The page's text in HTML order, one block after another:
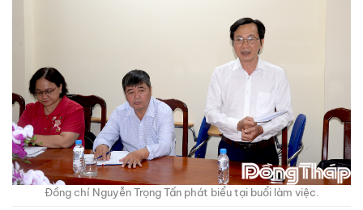
Đồng chí Nguyễn Trọng Tấn phát biểu tại buổi làm việc.